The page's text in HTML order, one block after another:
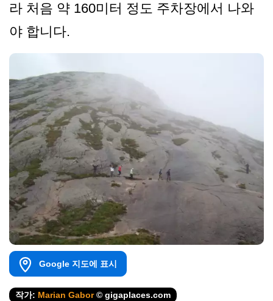
라 처음 약 160미터 정도 주차장에서 나와
야 합니다.
Google 지도에 표시
작가: Marian Gabor© gigaplaces.com